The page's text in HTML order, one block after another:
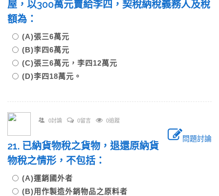
屋，以300萬元賣給李四，契稅納稅義務人及稅
額為：
(A)張三6萬元
(B)李四6萬元
(C)張三6萬元，李四12萬元
(D)李四18萬元。
0討論 0留言 0追蹤
問題討論
21. 已納貨物稅之貨物，退還原納貨
物稅之情形，不包括：
(A)運銷國外者
(B)用作製造外銷物品之原料者